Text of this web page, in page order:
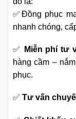
✅Đồng phục
nhanh chóng,
✅ Miễn phí tư
hàng cầm –
phục.
✅ Tư vấn